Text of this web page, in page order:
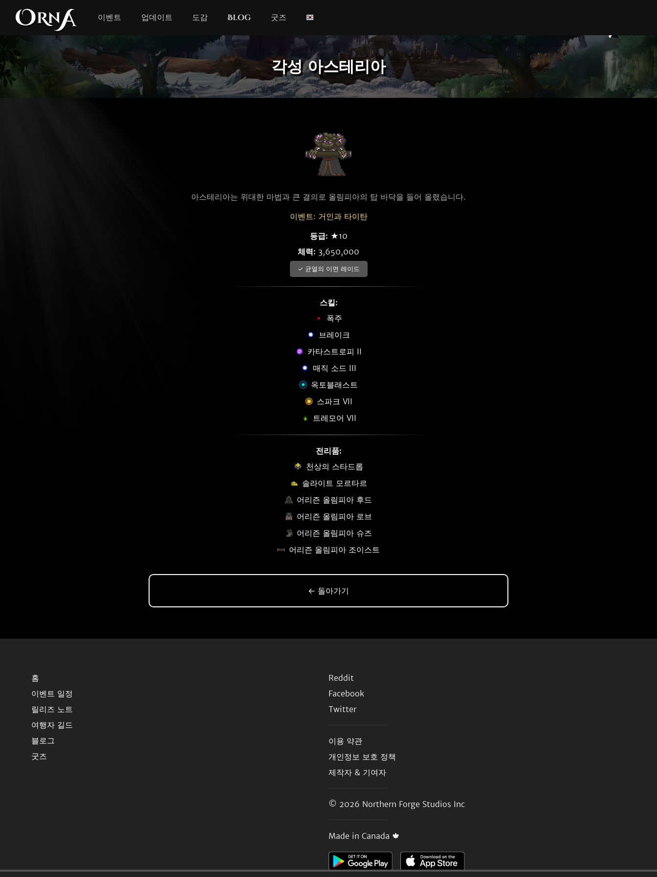
이벤트 업데이트 도감 Blog 굿즈
각성 아스테리아
아스테리아는 위대한 마법과 큰 결의로 올림피아의 탑 바닥을 들어 올렸습니다.
이벤트: 거인과 타이탄
등급: ★10
체력: 3,650,000
✓ 균열의 이면 레이드
스킬:
폭주
브레이크
카타스트로피 II
매직 소드 III
옥토블래스트
스파크 VII
트레모어 VII
전리품:
천상의 스타드롭
솔라이트 모르타르
어리즌 올림피아 후드
어리즌 올림피아 로브
어리즌 올림피아 슈즈
어리즌 올림피아 조이스트
← 돌아가기
홈
이벤트 일정
릴리즈 노트
여행자 길드
블로그
굿즈
Reddit
Facebook
Twitter
이용 약관
개인정보 보호 정책
제작자 & 기여자
© 2026 Northern Forge Studios Inc
Made in Canada 🍁